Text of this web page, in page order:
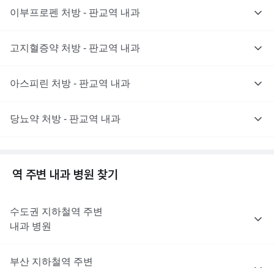
이부프로펜 처방 - 판교역 내과
고지혈증약 처방 - 판교역 내과
아스피린 처방 - 판교역 내과
당뇨약 처방 - 판교역 내과
역 주변 내과 병원 찾기
수도권 지하철역 주변
내과 병원
부산 지하철역 주변